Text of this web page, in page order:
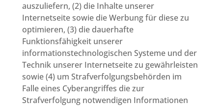
auszuliefern, (2) die Inhalte unserer
Internetseite sowie die Werbung für diese zu
optimieren, (3) die dauerhafte
Funktionsfähigkeit unserer
informationstechnologischen Systeme und der
Technik unserer Internetseite zu gewährleisten
sowie (4) um Strafverfolgungsbehörden im
Falle eines Cyberangriffes die zur
Strafverfolgung notwendigen Informationen